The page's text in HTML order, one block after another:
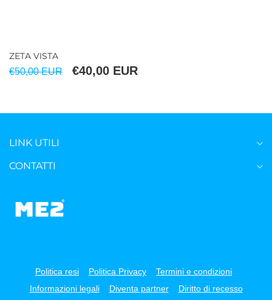
ZETA VISTA
€50,00 EUR €40,00 EUR
LINK UTILI
CONTATTI
Politica resi Politica Privacy
Termini e condizioni
Informazioni legali
Diventa partner Diritto di recesso